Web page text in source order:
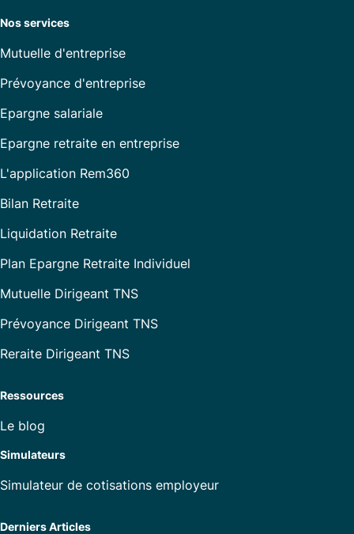
Nos services
Mutuelle d'entreprise
Prévoyance d'entreprise
Epargne salariale
Epargne retraite en entreprise
L'application Rem360
Bilan Retraite
Liquidation Retraite
Plan Epargne Retraite Individuel
Mutuelle Dirigeant TNS
Prévoyance Dirigeant TNS
Reraite Dirigeant TNS
Ressources
Le blog
Simulateurs
Simulateur de cotisations employeur
Derniers Articles